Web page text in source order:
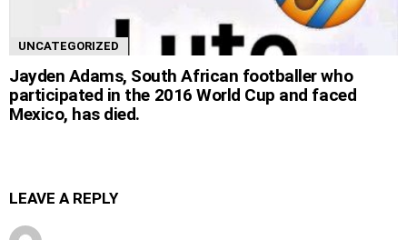
UNCATEGORIZED
Jayden Adams, South African footballer who
participated in the 2016 World Cup and faced
Mexico, has died.
LEAVE A REPLY